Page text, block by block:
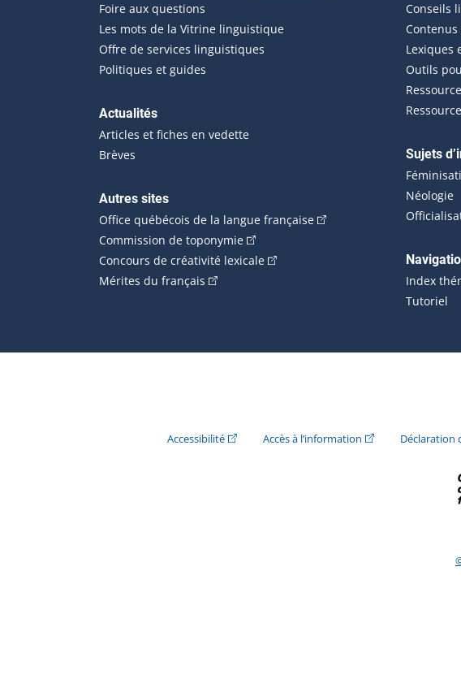
Foire aux questions
Les mots de la Vitrine linguistique
Offre de services linguistiques
Politiques et guides
Actualités
Articles et fiches en vedette
Brèves
Autres sites
Office québécois de la langue française(Cet hyperlien externe
Commission de toponymie(Cet hyperlien externe s'ouvrira dans
Concours de créativité lexicale(Cet hyperlien externe s'ouvrira
Mérites du français (Cet hyperlien externe s'ouvrira dans une
Conseils
Lexiques
Outils
Sujets
Néologie
Index
Tutoriel
Accessibilité(Cet hyperlien externe s'ouvrira dans une
Accès à l’information (Cet hyperlien
Déclaration